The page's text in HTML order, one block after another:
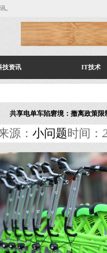
。
技资讯 IT技术
共享电单车陷窘境：撤离政策
源： 小问题时间：